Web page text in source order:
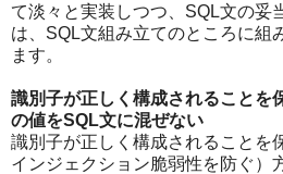
て淡々と実装しつつ、SQL文の妥
は、SQL文組み立てのところに組
ます。
識別子が正しく構成されることを
の値をSQL文に混ぜない
識別子が正しく構成されることを
インジェクション脆弱性を防ぐ）